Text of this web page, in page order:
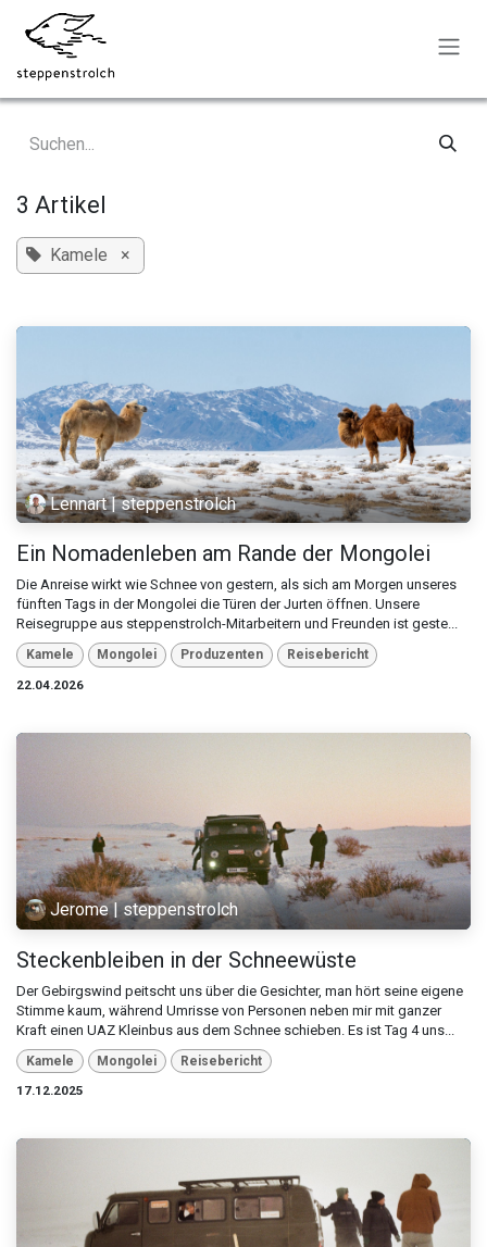
Zum Inhalt springen
3 Artikel
Kamele ×
Lennart | steppenstrolch
Ein Nomadenleben am Rande der Mongolei
Die Anreise wirkt wie Schnee von gestern, als sich am Morgen unseres
fünften Tags in der Mongolei die Türen der Jurten öffnen. Unsere
Reisegruppe aus steppenstrolch-Mitarbeitern und Freunden ist geste...
Kamele Mongolei Produzenten
Reisebericht
22.04.2026
Jerome | steppenstrolch
Steckenbleiben in der Schneewüste
Der Gebirgswind peitscht uns über die Gesichter, man hört seine eigene
Stimme kaum, während Umrisse von Personen neben mir mit ganzer
Kraft einen UAZ Kleinbus aus dem Schnee schieben. Es ist Tag 4 uns...
Kamele Mongolei
Reisebericht
17.12.2025